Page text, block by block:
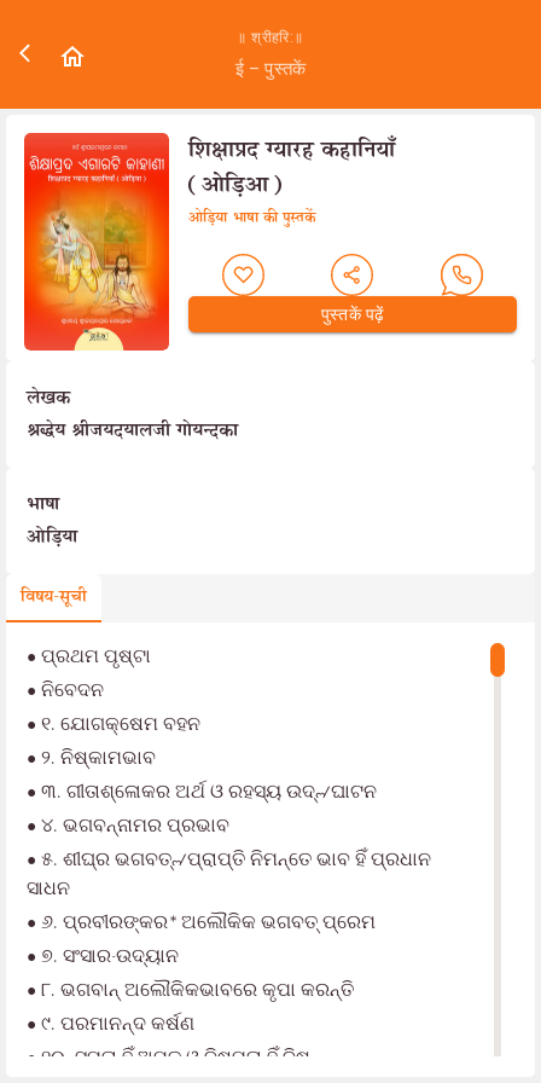
॥ श्रीहरि:॥
ई – पुस्तकें
शिक्षाप्रद ग्यारह कहानियाँ
(ओड़िआ)
ओड़िया भाषा की पुस्तकें
पुस्तकें पढ़ें
लेखक
श्रद्धेय श्रीजयदयालजी गोयन्दका
भाषा
ओड़िया
विषय-सूची
• ପ୍ରଥମ ପୃଷ୍ଟା
• ନିବେଦନ
• ୧. ଯୋଗକ୍ଷେମ ବହନ
• ୨. ନିଷ୍କାମଭାବ
• ୩. ଗୀତାଶ୍ଳୋକର ଅର୍ଥ ଓ ରହସ୍ୟ ଉଦ୍୷ଘାଟନ
• ୪. ଭଗବନ୍ନାମର ପ୍ରଭାବ
• ୫. ଶୀଘ୍ର ଭଗବତ୍୷ପ୍ରାପ୍ତି ନିମନ୍ତେ ଭାବ ହିଁ ପ୍ରଧାନ
ସାଧନ
• ୬. ପ୍ରବୀରଙ୍କର* ଅଲୌକିକ ଭଗବତ୍ ପ୍ରେମ
• ୭. ସଂସାର-ଉଦ୍ୟାନ
• ୮. ଭଗବାନ୍ ଅଲୌକିକଭାବରେ କୃପା କରନ୍ତି
• ୯. ପରମାନନ୍ଦ କର୍ଷଣ
• ୧୦. ସମତା ହିଁ ଅମୃତ ଓ ବିଷମତା ହିଁ ବିଷ